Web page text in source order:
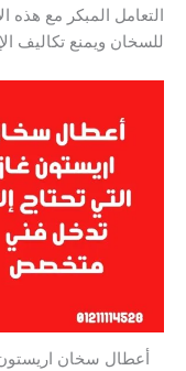
التعامل المبكر مع هذه
للسخان ويمنع تكاليف
أعطال سخان